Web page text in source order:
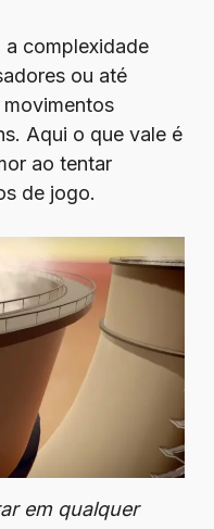
a complexidade
ou até
Aqui o que vale é
ao tentar
de jogo.
em qualquer